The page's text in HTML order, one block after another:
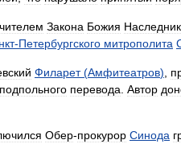
Закона Божия
-Петербургского митрополита
Филарет(Амфитеатров)
подпольного перевода Автор
Обер-прокурор Синода